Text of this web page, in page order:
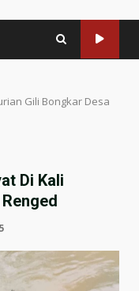
Gili Bongkar Desa
Di Kali